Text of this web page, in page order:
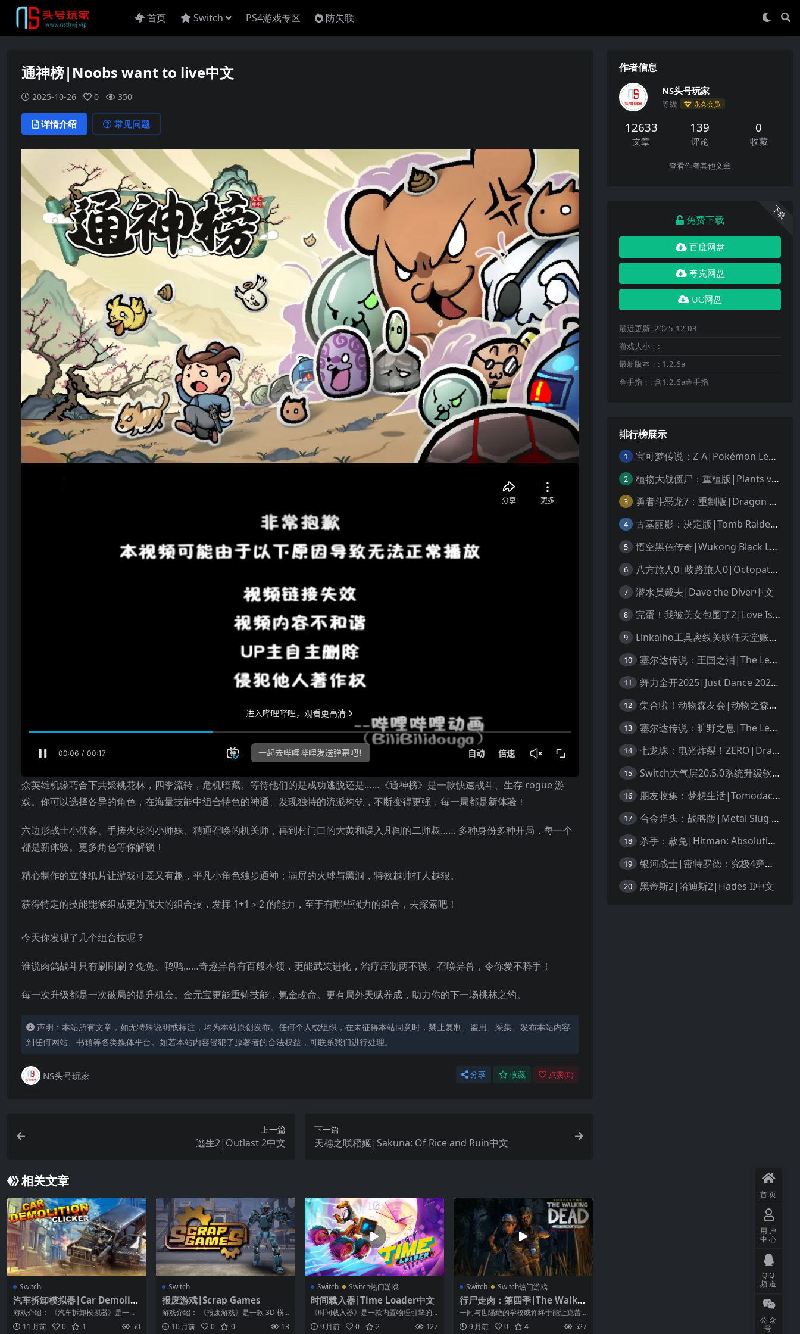
首页 Switch PS4游戏专区 防失联
通神榜|Noobs want to live中文
2025-10-26 0 350
详情介绍 常见问题
众英雄机缘巧合下共聚桃花林，四季流转，危机暗藏。等待他们的是成功逃脱还是……《通神榜》是一款快速战斗、生存 rogue 游
戏。你可以选择各异的角色，在海量技能中组合特色的神通、发现独特的流派构筑，不断变得更强，每一局都是新体验！
六边形战士小侠客、手搓火球的小师妹、精通召唤的机关师，再到村门口的大黄和误入凡间的二师叔…… 多种身份多种开局，每一个
都是新体验。更多角色等你解锁！
精心制作的立体纸片让游戏可爱又有趣，平凡小角色独步通神；满屏的火球与黑洞，特效越帅打人越狠。
获得特定的技能能够组成更为强大的组合技，发挥 1+1＞2 的能力，至于有哪些强力的组合，去探索吧！
今天你发现了几个组合技呢？
谁说肉鸽战斗只有刷刷刷？兔兔、鸭鸭……奇趣异兽有百般本领，更能武装进化，治疗压制两不误。召唤异兽，令你爱不释手！
每一次升级都是一次破局的提升机会。金元宝更能重铸技能，氪金改命。更有局外天赋养成，助力你的下一场桃林之约。
声明：本站所有文章，如无特殊说明或标注，均为本站原创发布。任何个人或组织，在未征得本站同意时，禁止复制、盗用、采集、发布本站内容
到任何网站、书籍等各类媒体平台。如若本站内容侵犯了原著者的合法权益，可联系我们进行处理。
NS头号玩家 分享 收藏 点赞(0)
上一篇
逃生2|Outlast 2中文
下一篇
天穗之咲稻姬|Sakuna: Of Rice and Ruin中文
相关文章
Switch
汽车拆卸模拟器|Car Demoliti
on Clicker
游戏介绍： 《汽车拆卸模拟器》是一款
趣味性十足的动作类游戏，该作具有十
分精致的画...
11 月前 0 1 50
Switch
报废游戏|Scrap Games
游戏介绍： 《报废游戏》是一款 3D 横
轴格斗游戏，游戏系统简单，但具备多
种可能...
10 月前 0 0 13
Switch Switch热门游戏
时间载入器|Time Loader中文
《时间载入器》是一款内置物理引擎的
解谜类平台游戏，它以故事为导向，能
把你带回到 ...
9 月前 0 2 127
Switch Switch热门游戏
行尸走肉：第四季|The Walkin
g Dead: The Final Season中
文
一间与世隔绝的学校或许终于能让克蕾
敏汀安家，但是保护家园势必有所牺
牲。 克蕾敏汀...
9 月前 0 4 527
作者信息
NS头号玩家
等级 永久会员
12633
文章
139
评论
0
收藏
查看作者其他文章
下载
免费下载
百度网盘
夸克网盘
UC网盘
最近更新: 2025-12-03
游戏大小：:
最新版本：: 1.2.6a
金手指：: 含1.2.6a金手指
排行榜展示
1 宝可梦传说：Z-A|Pokémon Legends: Z-A中文
2 植物大战僵尸：重植版|Plants vs. Zombies: Replanted中文
3 勇者斗恶龙7：重制版|Dragon Quest VII Reimagined中文
4 古墓丽影：决定版|Tomb Raider: Definitive Edition中文
5 悟空黑色传奇|Wukong Black Legend
6 八方旅人0|歧路旅人0|Octopath Traveler 0中文
7 潜水员戴夫|Dave the Diver中文
8 完蛋！我被美女包围了2|Love Is All Around 2中文
9 Linkalho工具离线关联任天堂账户教程
10 塞尔达传说：王国之泪|The Legend of Zelda: Tears of the Kingdom中文
11 舞力全开2025|Just Dance 2025中文
12 集合啦！动物森友会|动物之森|Animal Crossing: New Horizons中文
13 塞尔达传说：旷野之息|The Legend of Zelda: Breath of the Wild中文
14 七龙珠：电光炸裂！ZERO|Dragon Ball: Sparking! Zero中文
15 Switch大气层20.5.0系统升级软硬破通用教程
16 朋友收集：梦想生活|Tomodachi Life: Living the Dream中文
17 合金弹头：战略版|Metal Slug Tactics中文
18 杀手：赦免|Hitman: Absolution汉化
19 银河战士|密特罗德：究极4穿越未知|Metroid Prime 4: Beyond中文
20 黑帝斯2|哈迪斯2|Hades II中文
首页
用户
中心
QQ
频道
公众
号